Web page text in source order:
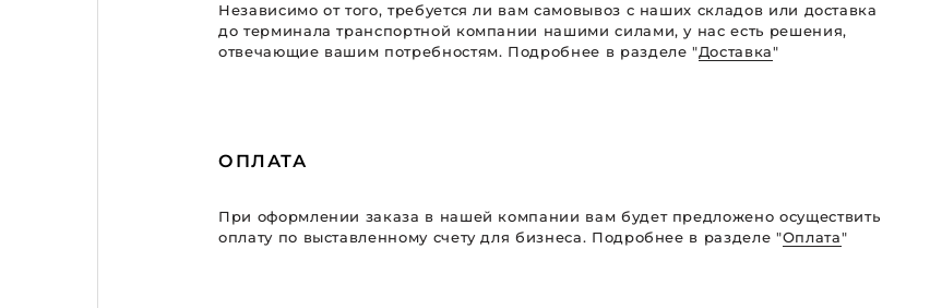
Независимо от того, требуется ли вам самовывоз с наших складов или доставка
до терминала транспортной компании нашими силами, у нас есть решения,
отвечающие вашим потребностям. Подробнее в разделе "Доставка"
ОПЛАТА
При оформлении заказа в нашей компании вам будет предложено осуществить
оплату по выставленному счету для бизнеса. Подробнее в разделе "Оплата"